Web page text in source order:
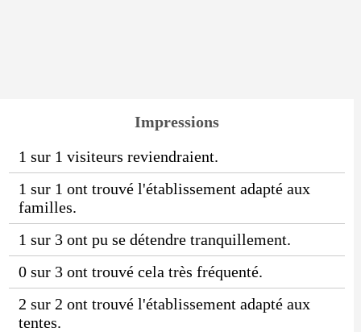
Impressions
1 sur 1 visiteurs reviendraient.
1 sur 1 ont trouvé l'établissement adapté aux
familles.
1 sur 3 ont pu se détendre tranquillement.
0 sur 3 ont trouvé cela très fréquenté.
2 sur 2 ont trouvé l'établissement adapté aux
tentes.